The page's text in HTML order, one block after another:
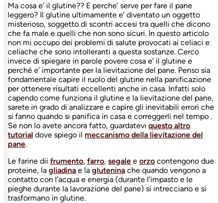
Ma cosa e’ il glutine?? E perche’ serve per fare il pane
leggero? Il glutine ultimamente e’ diventato un oggetto
misterioso, soggetto di scontri accesi tra quelli che dicono
che fa male e quelli che non sono sicuri. In questo articolo
non mi occupo dei problemi di salute provocati ai celiaci e
celiache che sono intolleranti a questa sostanze. Cerco
invece di spiegare in parole povere cosa e’ il glutine e
perché e’ importante per la lievitazione del pane. Penso sia
fondamentale capire il ruolo del glutine nella panificazione
per ottenere risultati eccellenti anche in casa. Infatti solo
capendo come funziona il glutine e la lievitazione del pane,
sarete in grado di analizzare e capire gli inevitabili errori che
si fanno quando si panifica in casa e correggerli nel tempo .
Se non lo avete ancora fatto, guardatevi questo altro
tutorial dove spiego il meccanismo della lievitazione del
pane.
Le farine dii frumento, farro, segale e orzo contengono due
proteine, la gliadina e la glutenina che quando vengono a
contatto con l’acqua e energia (durante l’impasto e le
pieghe durante la lavorazione del pane) si intrecciano e si
trasformano in glutine.